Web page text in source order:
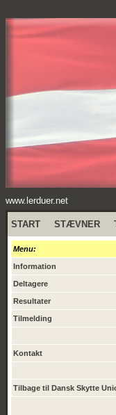
www.lerduer.net
START STÆVNER
Menu:
Information
Deltagere
Resultater
Tilmelding
Kontakt
Tilbage til Dansk Skytte